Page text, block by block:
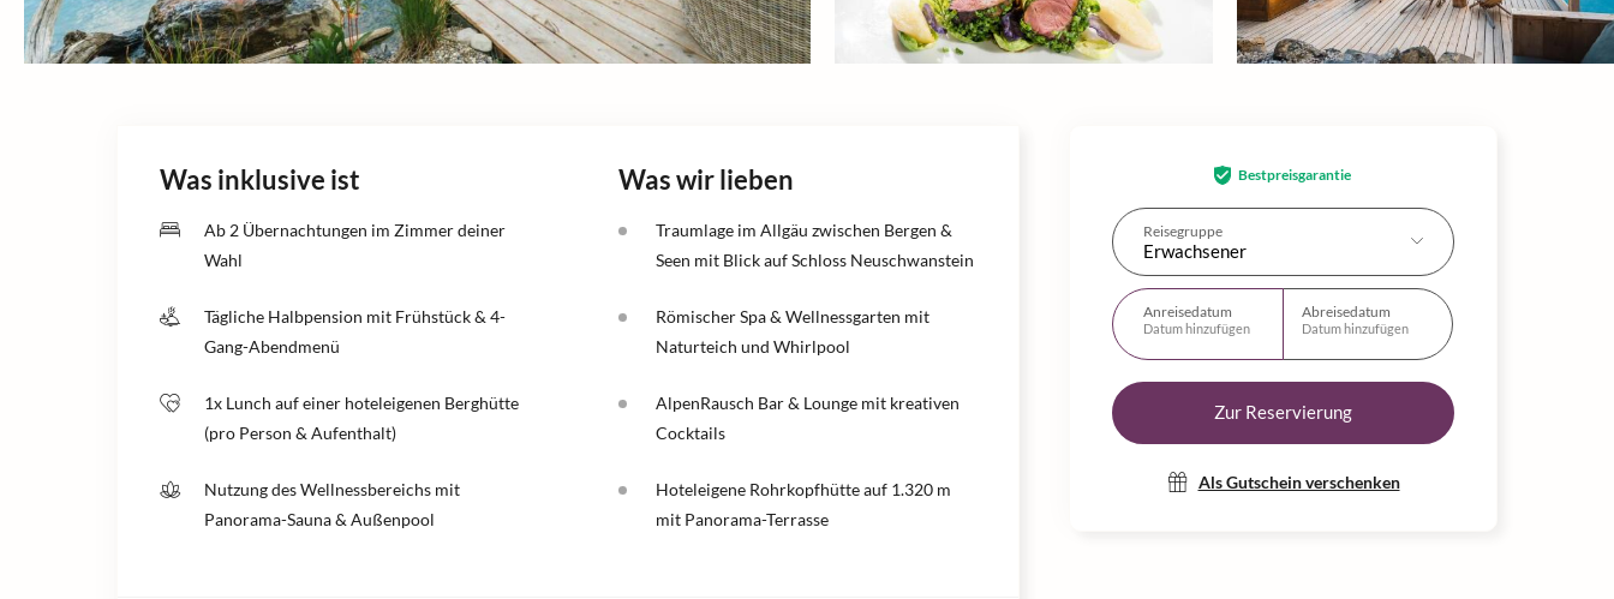
Bestpreisgarantie
Reisegruppe
Erwachsener
Anreisedatum
Datum hinzufügen
Abreisedatum
Datum hinzufügen
Zur Reservierung
Als Gutschein verschenken
Was inklusive ist
Ab 2 Übernachtungen im Zimmer deiner
Wahl
Tägliche Halbpension mit Frühstück & 4-
Gang-Abendmenü
1x Lunch auf einer hoteleigenen Berghütte
(pro Person & Aufenthalt)
Nutzung des Wellnessbereichs mit
Panorama-Sauna & Außenpool
Was wir lieben
Traumlage im Allgäu zwischen Bergen &
Seen mit Blick auf Schloss Neuschwanstein
Römischer Spa & Wellnessgarten mit
Naturteich und Whirlpool
AlpenRausch Bar & Lounge mit kreativen
Cocktails
Hoteleigene Rohrkopfhütte auf 1.320 m
mit Panorama-Terrasse